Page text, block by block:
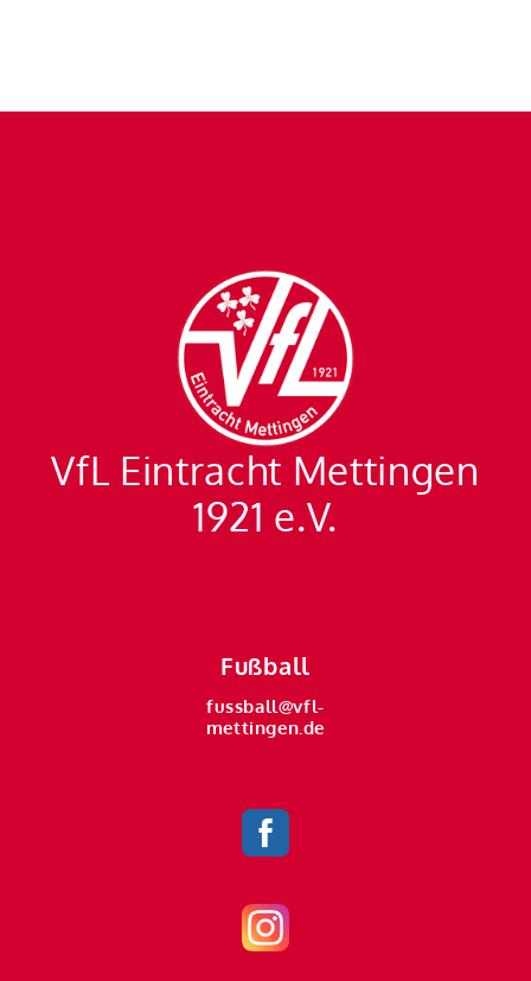
VfL Eintracht Mettingen
1921 e.V.
Fußball
fussball@vfl-
mettingen.de